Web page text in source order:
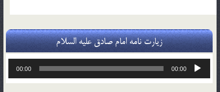
زیارت نامه امام صادق علیه السلام
پخش‌کننده
00:00
00:00